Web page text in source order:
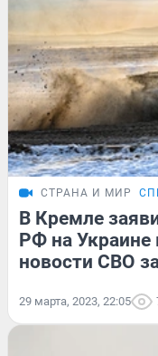
СТРАНА И МИР
В Кремле
РФ на
новости СВО
29 марта, 2023, 22:05